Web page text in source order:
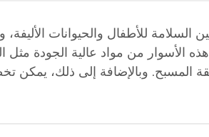
السلامة للأطفال والحيوانات
الأسوار من مواد عالية الجودة مثل
وبالإضافة إلى ذلك، يمكن